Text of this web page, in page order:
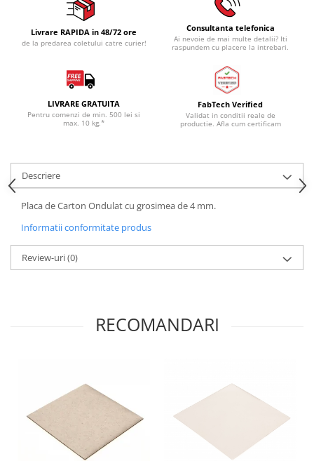
Livrare RAPIDA in 48/72 ore
de la predarea coletului catre curier!
Consultanta telefonica
Ai nevoie de mai multe detalii? Iti
raspundem cu placere la intrebari.
LIVRARE GRATUITA
Pentru comenzi de min. 500 lei si
max. 10 kg.*
FabTech Verified
Validat in conditii reale de
productie. Afla cum certificam
Descriere
Placa de Carton Ondulat cu grosimea de 4 mm.
Informatii conformitate produs
Review-uri(0)
RECOMANDARI